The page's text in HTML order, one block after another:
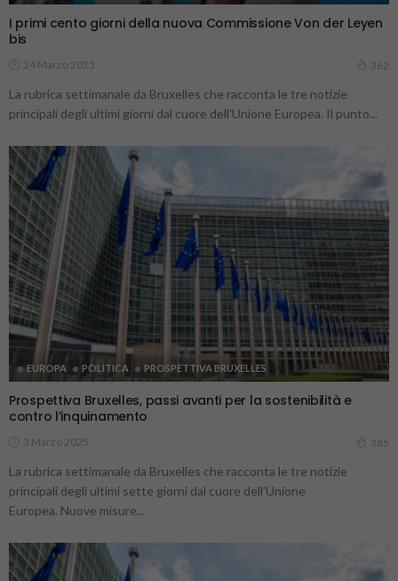
I primi cento giorni della nuova Commissione Von der Leyen
bis
24 Marzo 2025 362
La rubrica settimanale da Bruxelles che racconta le tre notizie
principali degli ultimi giorni dal cuore dell’Unione Europea. Il punto...
EUROPA POLITICA PROSPETTIVA BRUXELLES
Prospettiva Bruxelles, passi avanti per la sostenibilità e
contro l’inquinamento
3 Marzo 2025 385
La rubrica settimanale da Bruxelles che racconta le tre notizie
principali degli ultimi sette giorni dal cuore dell’Unione
Europea. Nuove misure...